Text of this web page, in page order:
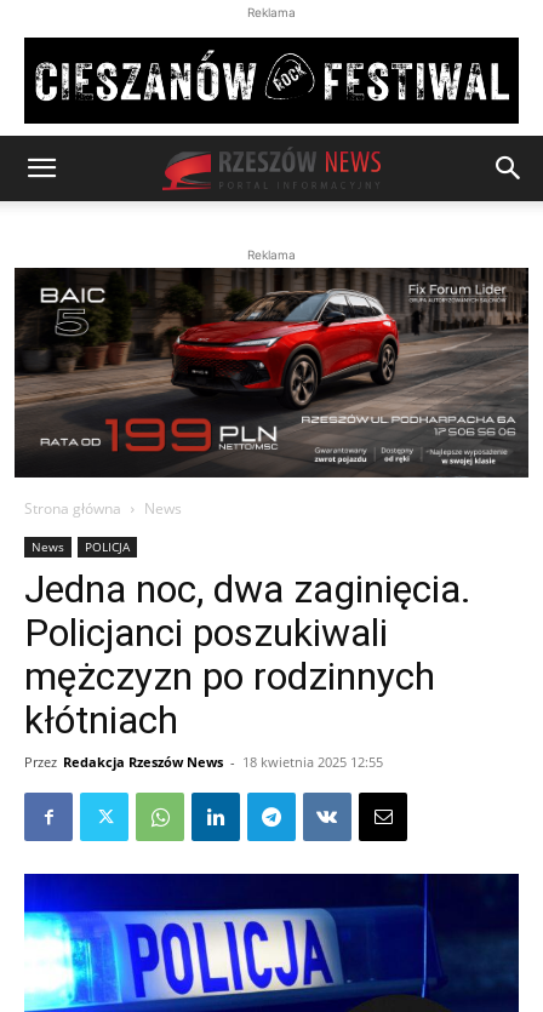
Reklama
Reklama
Strona główna News
News POLICJA
Jedna noc, dwa zaginięcia.
Policjanci poszukiwali
mężczyzn po rodzinnych
kłótniach
Przez Redakcja Rzeszów News - 18 kwietnia 2025 12:55